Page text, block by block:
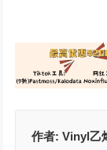
作者:Vinyl乙